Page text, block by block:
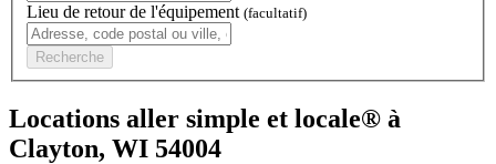
Lieu de retour de l'équipement (facultatif)
Recherche
Locations aller simple et locale® à
Clayton, WI 54004